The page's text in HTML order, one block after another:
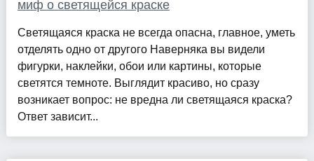
миф о светящейся краске
Светящаяся краска не всегда опасна, главное, уметь
отделять одно от другого Наверняка вы видели
фигурки, наклейки, обои или картины, которые
светятся темноте. Выглядит красиво, но сразу
возникает вопрос: не вредна ли светящаяся краска?
Ответ зависит...